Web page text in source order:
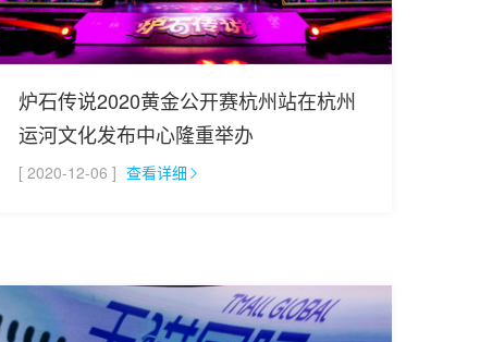
炉石传说2020黄金公开赛杭州站在杭州
运河文化发布中心隆重举办
[ 2020-12-06 ] 查看详细